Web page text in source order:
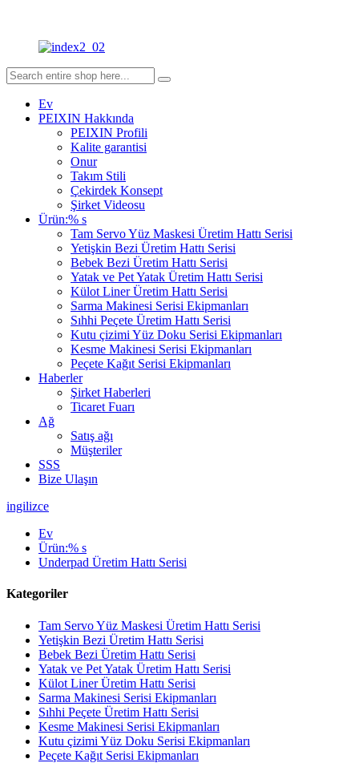
Ev
PEIXIN Hakkında
PEIXIN Profili
Kalite garantisi
Onur
Takım Stili
Çekirdek Konsept
Şirket Videosu
Ürün:% s
Tam Servo Yüz Maskesi Üretim Hattı Serisi
Yetişkin Bezi Üretim Hattı Serisi
Bebek Bezi Üretim Hattı Serisi
Yatak ve Pet Yatak Üretim Hattı Serisi
Külot Liner Üretim Hattı Serisi
Sarma Makinesi Serisi Ekipmanları
Sıhhi Peçete Üretim Hattı Serisi
Kutu çizimi Yüz Doku Serisi Ekipmanları
Kesme Makinesi Serisi Ekipmanları
Peçete Kağıt Serisi Ekipmanları
Haberler
Şirket Haberleri
Ticaret Fuarı
Ağ
Satış ağı
Müşteriler
SSS
Bize Ulaşın
ingilizce
Ev
Ürün:% s
Underpad Üretim Hattı Serisi
Kategoriler
Tam Servo Yüz Maskesi Üretim Hattı Serisi
Yetişkin Bezi Üretim Hattı Serisi
Bebek Bezi Üretim Hattı Serisi
Yatak ve Pet Yatak Üretim Hattı Serisi
Külot Liner Üretim Hattı Serisi
Sarma Makinesi Serisi Ekipmanları
Sıhhi Peçete Üretim Hattı Serisi
Kesme Makinesi Serisi Ekipmanları
Kutu çizimi Yüz Doku Serisi Ekipmanları
Peçete Kağıt Serisi Ekipmanları